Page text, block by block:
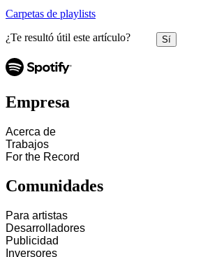
Carpetas de playlists
¿Te resultó útil este artículo? Sí
Empresa
Acerca de
Trabajos
For the Record
Comunidades
Para artistas
Desarrolladores
Publicidad
Inversores